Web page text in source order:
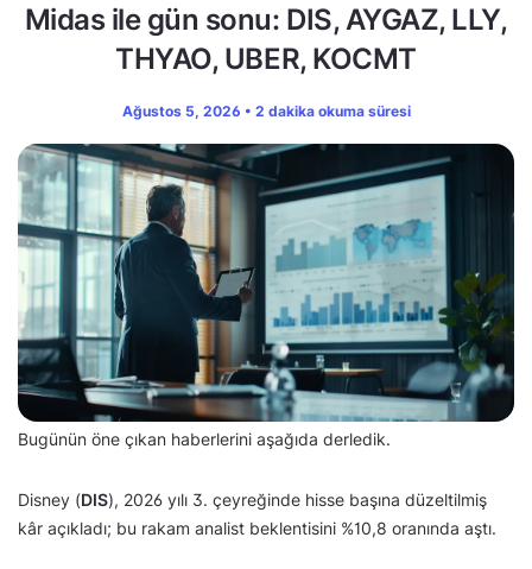
Midas ile gün sonu: DIS, AYGAZ, LLY,
THYAO, UBER, KOCMT
Ağustos 5, 2026 • 2 dakika okuma süresi
Bugünün öne çıkan haberlerini aşağıda derledik.
Disney (DIS), 2026 yılı 3. çeyreğinde hisse başına düzeltilmiş
kâr açıkladı; bu rakam analist beklentisini %10,8 oranında aştı.